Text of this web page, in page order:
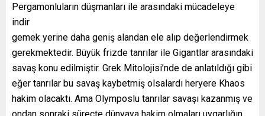
Pergamonluların düşmanları ile arasındaki mücadeleye
indir
gemek yerine daha geniş alandan ele alıp değerlendirmek
gerekmektedir. Büyük frizde tanrılar ile Gigantlar arasındaki
savaş konu edilmiştir. Grek Mitolojisi’nde de anlatıldığı gibi
eğer tanrılar bu savaş kaybetmiş olsalardı heryere Khaos
hakim olacaktı. Ama Olymposlu tanrılar savaşı kazanmış ve
ondan sonraki süreçte dünyaya hakim olmaları uygarlığın